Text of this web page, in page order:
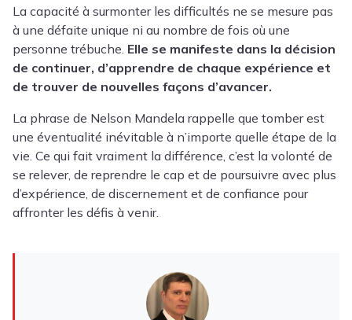
La capacité à surmonter les difficultés ne se mesure pas
à une défaite unique ni au nombre de fois où une
personne trébuche. Elle se manifeste dans la décision
de continuer, d’apprendre de chaque expérience et
de trouver de nouvelles façons d’avancer.
La phrase de Nelson Mandela rappelle que tomber est
une éventualité inévitable à n’importe quelle étape de la
vie. Ce qui fait vraiment la différence, c’est la volonté de
se relever, de reprendre le cap et de poursuivre avec plus
d’expérience, de discernement et de confiance pour
affronter les défis à venir.